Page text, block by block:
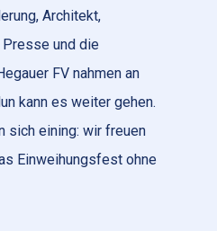
Architekt,
Presse und die
FV nahmen an
kann es weiter gehen.
sich eining: wir freuen
Einweihungsfest ohne